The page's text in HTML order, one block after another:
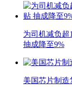
为司机减负
抽成降至9%
美国芯片制造